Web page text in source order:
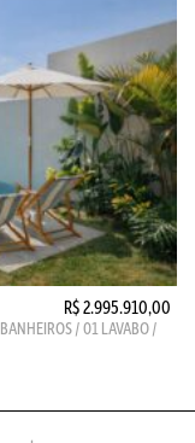
R$ 2.995.910,00
/ 01 LAVABO /